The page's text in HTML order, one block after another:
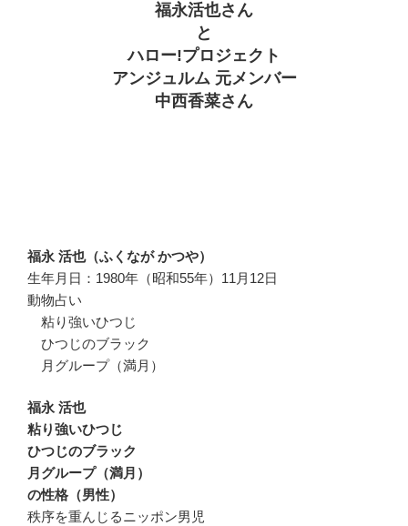
福永活也さん
と
ハロー!プロジェクト
アンジュルム 元メンバー
中西香菜さん
福永 活也（ふくなが かつや）
生年月日：1980年（昭和55年）11月12日
動物占い
粘り強いひつじ
ひつじのブラック
月グループ（満月）
福永 活也
粘り強いひつじ
ひつじのブラック
月グループ（満月）
の性格（男性）
秩序を重んじるニッポン男児